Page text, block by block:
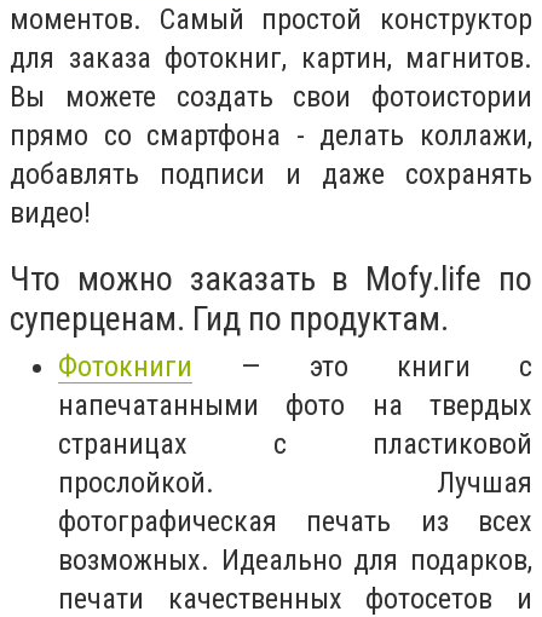
моментов. Самый простой конструктор
для заказа фотокниг, картин, магнитов.
Вы можете создать свои фотоистории
прямо со смартфона - делать коллажи,
добавлять подписи и даже сохранять
видео!
Что можно заказать в Mofy.life по
суперценам. Гид по продуктам.
Фотокниги — это книги с
напечатанными фото на твердых
страницах с пластиковой
прослойкой. Лучшая
фотографическая печать из всех
возможных. Идеально для подарков,
печати качественных фотосетов и